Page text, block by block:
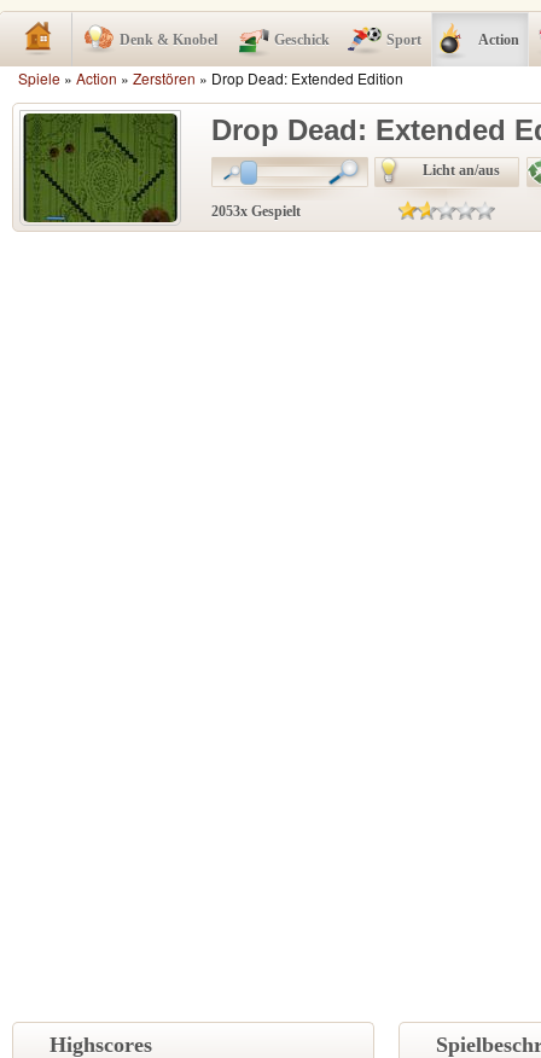
Denk & Knobel Geschick Sport Action
Spiele » Action » Zerstören » Drop Dead: Extended Edition
Drop Dead: Extended
Licht an/aus
2053x Gespielt
Highscores